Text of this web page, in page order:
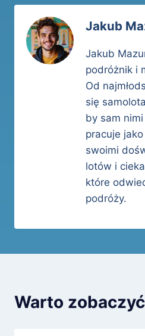
Jakub
Jakub
podróżnik i
Od
się
by sam
pracuje
swoimi
lotów i
które
podróży.
Warto zobaczyć